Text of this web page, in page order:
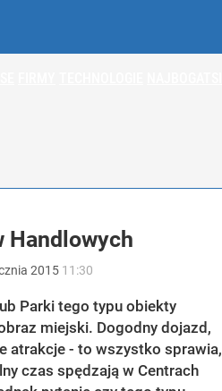
Handlowych
2015 11:30
Parki tego typu obiekty
miejski. Dogodny dojazd,
atrakcje - to wszystko sprawia,
czas spędzają w Centrach